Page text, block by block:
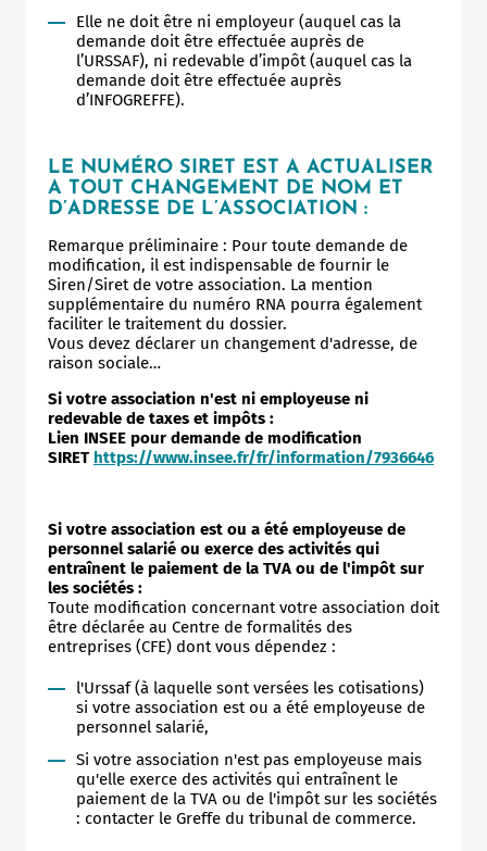
Elle ne doit être ni employeur (auquel cas la
demande doit être effectuée auprès de
l’URSSAF), ni redevable d’impôt (auquel cas la
demande doit être effectuée auprès
d’INFOGREFFE).
LE NUMÉRO SIRET EST A ACTUALISER
A TOUT CHANGEMENT DE NOM ET
D’ADRESSE DE L’ASSOCIATION :
Remarque préliminaire : Pour toute demande de
modification, il est indispensable de fournir le
Siren/Siret de votre association. La mention
supplémentaire du numéro RNA pourra également
faciliter le traitement du dossier.
Vous devez déclarer un changement d'adresse, de
raison sociale…
Si votre association n'est ni employeuse ni
redevable de taxes et impôts :
Lien INSEE pour demande de modification
SIRET https://www.insee.fr/fr/information/7936646
Si votre association est ou a été employeuse de
personnel salarié ou exerce des activités qui
entraînent le paiement de la TVA ou de l'impôt sur
les sociétés :
Toute modification concernant votre association doit
être déclarée au Centre de formalités des
entreprises (CFE) dont vous dépendez :
l'Urssaf (à laquelle sont versées les cotisations)
si votre association est ou a été employeuse de
personnel salarié,
Si votre association n'est pas employeuse mais
qu'elle exerce des activités qui entraînent le
paiement de la TVA ou de l'impôt sur les sociétés
: contacter le Greffe du tribunal de commerce.